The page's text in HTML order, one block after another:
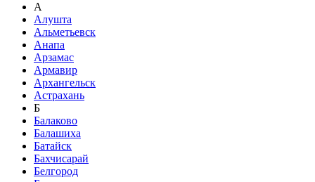
А
Алушта
Альметьевск
Анапа
Арзамас
Армавир
Архангельск
Астрахань
Б
Балаково
Балашиха
Батайск
Бахчисарай
Белгород